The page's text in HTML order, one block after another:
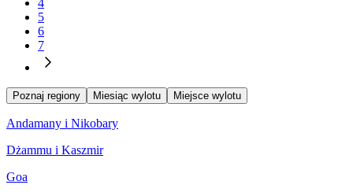
4
5
6
7
Poznaj regiony Miesiąc wylotu Miejsce wylotu
Andamany i Nikobary
Dżammu i Kaszmir
Goa